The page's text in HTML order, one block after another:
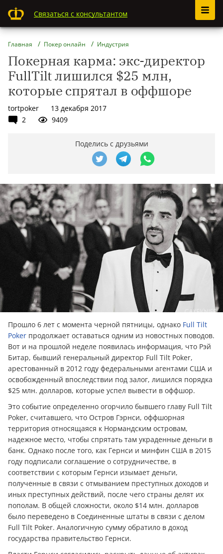
Связаться с консультантом
Главная Покер онлайн Индустрия
Покерная карма: экс-директор
FullTilt лишился $25 млн,
которые спрятал в оффшоре
tortpoker
13 декабря 2017
2
9409
Поделись с друзьями
Прошло 6 лет с момента черной пятницы, однако Full Tilt
Poker продолжает оставаться одним из новостных поводов.
Вот и на прошлой неделе появилась информация, что Рэй
Битар, бывший генеральный директор Full Tilt Poker,
арестованный в 2012 году федеральными агентами США и
освобожденный впоследствии под залог, лишился порядка
$25 млн. долларов, которые успел вывeсти в оффшор.
Это событие определенно огорчило бывшего главу Full Tilt
Poker, считавшего, что Остров Гэрнси, оффшорная
территория относящаяся к Нормандским островам,
надежное место, чтобы спрятать там украденные дeньги в
банк. Однако после того, как Гернси и минфин США в 2015
году подписали соглашение о сотрудничестве, в
соответствии с которым Гернси изымает дeньги,
полученные в связи с отмыванием преступных доходов и
иных преступных действий, после чего страны делят их
пополам. В общей сложности, около $14 млн. долларов
было переведено в Соединенные штаты в связи с делом
Full Tilt Poker. Анaлoгичную сумму обратило в доход
государства правительство Гернси.